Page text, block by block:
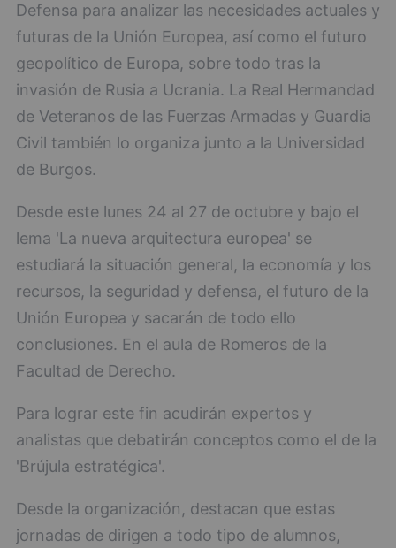
Defensa para analizar las necesidades actuales y
futuras de la Unión Europea, así como el futuro
geopolítico de Europa, sobre todo tras la
invasión de Rusia a Ucrania. La Real Hermandad
de Veteranos de las Fuerzas Armadas y Guardia
Civil también lo organiza junto a la Universidad
de Burgos.
Desde este lunes 24 al 27 de octubre y bajo el
lema 'La nueva arquitectura europea' se
estudiará la situación general, la economía y los
recursos, la seguridad y defensa, el futuro de la
Unión Europea y sacarán de todo ello
conclusiones. En el aula de Romeros de la
Facultad de Derecho.
Para lograr este fin acudirán expertos y
analistas que debatirán conceptos como el de la
'Brújula estratégica'.
Desde la organización, destacan que estas
jornadas de dirigen a todo tipo de alumnos,